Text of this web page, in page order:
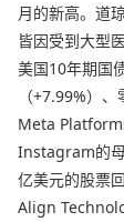
月的新高。道
皆因受到大型
美国10年期国
（+7.99%）
Meta
Instagram的
亿美元的股票
Align